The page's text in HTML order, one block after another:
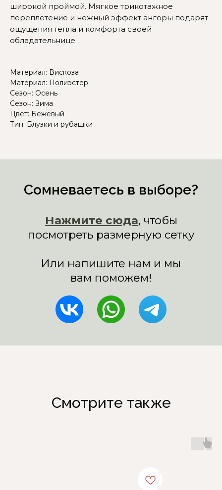
широкой проймой. Мягкое трикотажное
переплетение и нежный эффект ангоры подарят
ощущения тепла и комфорта своей
обладательнице.
Материал: Вискоза
Материал: Полиэстер
Сезон: Осень
Сезон: Зима
Цвет: Бежевый
Тип: Блузки и рубашки
Или напишите нам и мы
вам поможем!
Смотрите также